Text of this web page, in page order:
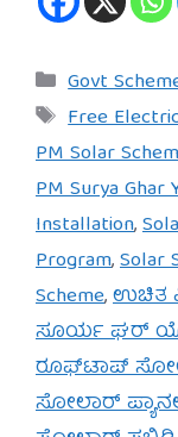
Categories
Govt
Tags
Free
PM Solar
PM Surya Ghar
Installation,
Program,Solar
Scheme,ಉಚಿತ
ಸೂರ್ಯ ಘರ್
ರೂಫ್‌ಟಾಪ್
ಸೋಲಾರ್